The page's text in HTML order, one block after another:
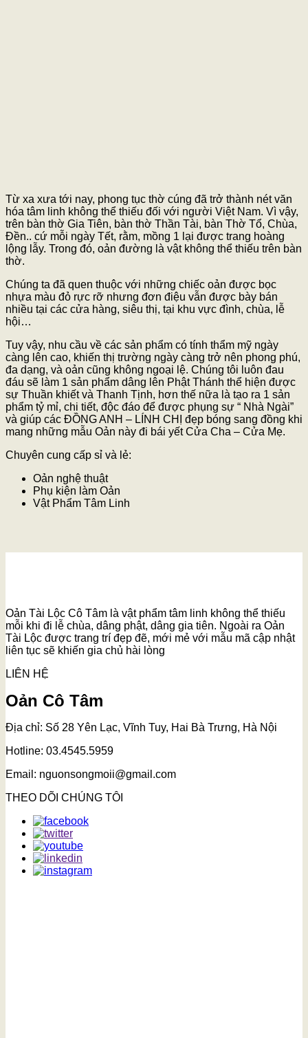
Từ xa xưa tới nay, phong tục thờ cúng đã trở thành nét văn
hóa tâm linh không thể thiếu đối với người Việt Nam. Vì vậy,
trên bàn thờ Gia Tiên, bàn thờ Thần Tài, bàn Thờ Tổ, Chùa,
Đền.. cứ mỗi ngày Tết, rằm, mồng 1 lại được trang hoàng
lộng lẫy. Trong đó, oản đường là vật không thể thiếu trên bàn
thờ.
Chúng ta đã quen thuộc với những chiếc oản được bọc
nhựa màu đỏ rực rỡ nhưng đơn điệu vẫn được bày bán
nhiều tại các cửa hàng, siêu thị, tại khu vực đình, chùa, lễ
hội…
Tuy vậy, nhu cầu về các sản phẩm có tính thẩm mỹ ngày
càng lên cao, khiến thị trường ngày càng trở nên phong phú,
đa dạng, và oản cũng không ngoại lệ. Chúng tôi luôn đau
đáu sẽ làm 1 sản phẩm dâng lên Phật Thánh thể hiện được
sự Thuần khiết và Thanh Tịnh, hơn thế nữa là tạo ra 1 sản
phẩm tỷ mỉ, chi tiết, độc đáo để được phụng sự “ Nhà Ngài”
và giúp các ĐỒNG ANH – LÍNH CHỊ đẹp bóng sang đồng khi
mang những mẫu Oản này đi bái yết Cửa Cha – Cửa Mẹ.
Chuyên cung cấp sỉ và lẻ:
Oản nghệ thuật
Phụ kiện làm Oản
Vật Phẩm Tâm Linh
Oản Tài Lộc Cô Tâm là vật phẩm tâm linh không thể thiếu
mỗi khi đi lễ chùa, dâng phật, dâng gia tiên. Ngoài ra Oản
Tài Lộc được trang trí đẹp đẽ, mới mẻ với mẫu mã cập nhật
liên tục sẽ khiến gia chủ hài lòng
LIÊN HỆ
Oản Cô Tâm
Địa chỉ: Số 28 Yên Lạc, Vĩnh Tuy, Hai Bà Trưng, Hà Nội
Hotline: 03.4545.5959
Email: nguonsongmoii@gmail.com
THEO DÕI CHÚNG TÔI